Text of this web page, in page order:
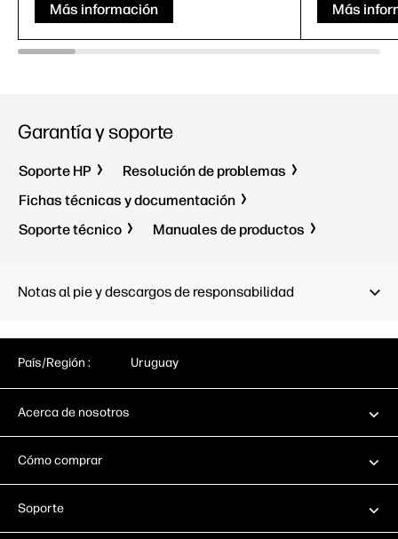
Imprima, copie, escanee y envíe fax
opcionales
550 hojas, alimentador automático
de documentos de 50 hojas
1 USB 2.0 de alta velocidad
(dispositivo); 2 USB 2.0 de alta
velocidad (host); 1 red Gigabit
Hardware Integration Pocket de 2.ª
Apple AirPrint™; Certificación
Más información
Imprimir,
Más
Garantía y soporte
Soporte HP
Resolución de problemas
Fichas técnicas y documentación
Soporte técnico
Manuales de productos
Notas al pie y descargos de responsabilidad
País/Región : Uruguay
Acerca de nosotros
Cómo comprar
Soporte